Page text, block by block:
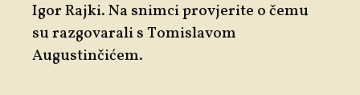
Igor Rajki. Na snimci provjerite o čemu
su razgovarali s Tomislavom
Augustinčićem.